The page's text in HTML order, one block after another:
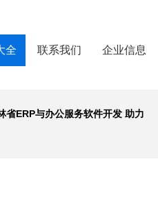
全 联系我们 企业信息
省ERP与办公服务软件开发 助力